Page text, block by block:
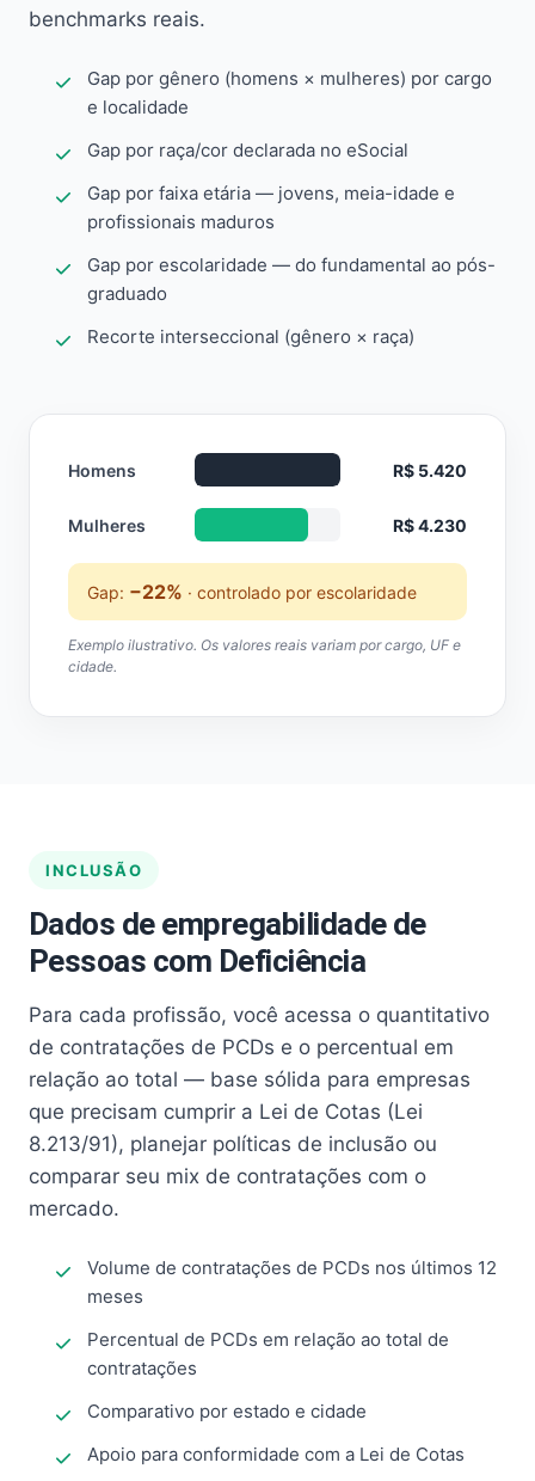
benchmarks reais.
Gap por gênero (homens × mulheres) por cargo
e localidade
Gap por raça/cor declarada no eSocial
Gap por faixa etária — jovens, meia-idade e
profissionais maduros
Gap por escolaridade — do fundamental ao pós-
graduado
Recorte interseccional (gênero × raça)
Homens R$ 5.420
Mulheres R$ 4.230
Gap: −22% · controlado por escolaridade
Exemplo ilustrativo. Os valores reais variam por cargo, UF e
cidade.
INCLUSÃO
Dados de empregabilidade de
Pessoas com Deficiência
Para cada profissão, você acessa o quantitativo
de contratações de PCDs e o percentual em
relação ao total — base sólida para empresas
que precisam cumprir a Lei de Cotas (Lei
8.213/91), planejar políticas de inclusão ou
comparar seu mix de contratações com o
mercado.
Volume de contratações de PCDs nos últimos 12
meses
Percentual de PCDs em relação ao total de
contratações
Comparativo por estado e cidade
Apoio para conformidade com a Lei de Cotas